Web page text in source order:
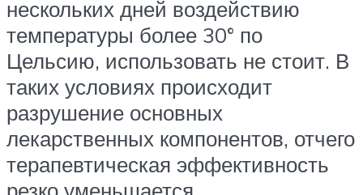
нескольких дней воздействию
температуры более 30° по
Цельсию, использовать не стоит. В
таких условиях происходит
разрушение основных
лекарственных компонентов, отчего
терапевтическая эффективность